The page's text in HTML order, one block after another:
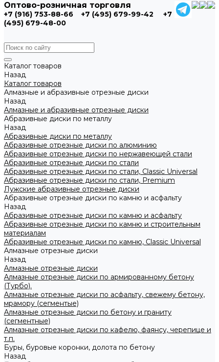
Оптово-розничная торговля
+7 (916) 753-88-66 +7 (495) 679-99-42
+7
(495) 679-48-00
Каталог товаров
Назад
Каталог товаров
Алмазные и абразивные отрезные диски
Назад
Алмазные и абразивные отрезные диски
Абразивные диски по металлу
Назад
Абразивные диски по металлу
Абразивные отрезные диски по алюминию
Абразивные отрезные диски по нержавеющей стали
Абразивные отрезные диски по стали
Абразивные отрезные диски по стали, Classic Universal
Абразивные отрезные диски по стали, Premium
Лужские абразивные отрезные диски
Абразивные отрезные диски по камню и асфальту
Назад
Абразивные отрезные диски по камню и асфальту
Абразивные отрезные диски по камню и строительным
материалам
Абразивные отрезные диски по камню, Classic Universal
Алмазные отрезные диски
Назад
Алмазные отрезные диски
Алмазные отрезные диски по армированному бетону
(Турбо).
Алмазные отрезные диски по асфальту, свежему бетону,
мрамору (сегментые)
Алмазные отрезные диски по бетону и граниту
(сегментные)
Алмазные отрезные диски по кафелю, фаянсу, черепице и
т.п.
Буры, буровые коронки, долота по бетону
Назад